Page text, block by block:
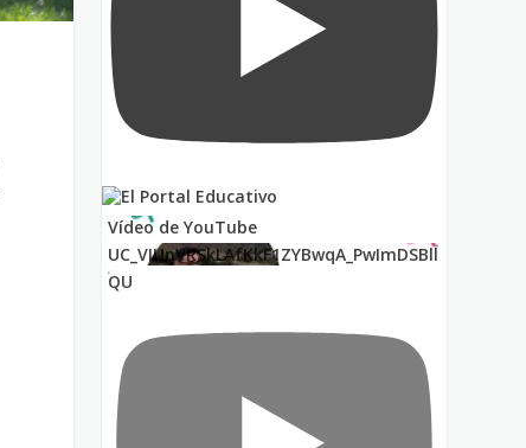
Vídeo de YouTube
UC_VIUnVRSkLAfKkF1ZYBwqA_PwImDSBll
QU